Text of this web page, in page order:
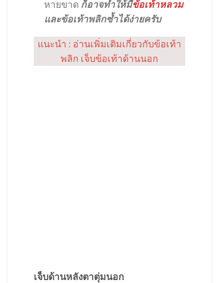
หายขาด ก็อาจทำให้มีข้อเท้าหลวม
และข้อเท้าพลิกซ้ำได้ง่ายครับ
แนะนำ : อ่านเพิ่มเติมเกี่ยวกับข้อเท้า
พลิก เจ็บข้อเท้าด้านนอก
เจ็บด้านหลังตาตุ่มนอก